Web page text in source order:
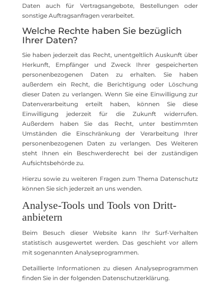
Daten auch für Vertragsangebote, Bestellungen oder
sonstige Auftragsanfragen verarbeitet.
Welche Rechte haben Sie bezüglich
Ihrer Daten?
Sie haben jederzeit das Recht, unentgeltlich Auskunft über
Herkunft, Empfänger und Zweck Ihrer gespeicherten
personenbezogenen Daten zu erhalten. Sie haben
außerdem ein Recht, die Berichtigung oder Löschung
dieser Daten zu verlangen. Wenn Sie eine Einwilligung zur
Datenverarbeitung erteilt haben, können Sie diese
Einwilligung jederzeit für die Zukunft widerrufen.
Außerdem haben Sie das Recht, unter bestimmten
Umständen die Einschränkung der Verarbeitung Ihrer
personenbezogenen Daten zu verlangen. Des Weiteren
steht Ihnen ein Beschwerderecht bei der zuständigen
Aufsichtsbehörde zu.
Hierzu sowie zu weiteren Fragen zum Thema Datenschutz
können Sie sich jederzeit an uns wenden.
Analyse-Tools und Tools von Dritt­
anbietern
Beim Besuch dieser Website kann Ihr Surf-Verhalten
statistisch ausgewertet werden. Das geschieht vor allem
mit sogenannten Analyseprogrammen.
Detaillierte Informationen zu diesen Analyseprogrammen
finden Sie in der folgenden Datenschutzerklärung.